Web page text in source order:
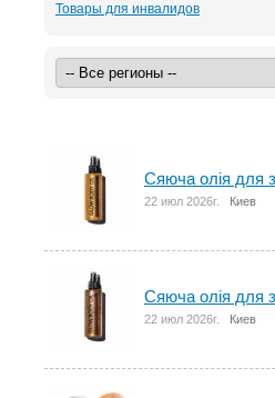
Товары для инвалидов
Сяюча олія для
22 июл 2026г. Киев
Сяюча олія для
22 июл 2026г. Киев